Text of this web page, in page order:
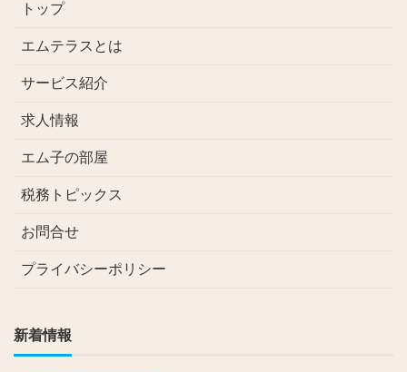
トップ
エムテラスとは
サービス紹介
求人情報
エム子の部屋
税務トピックス
お問合せ
プライバシーポリシー
新着情報